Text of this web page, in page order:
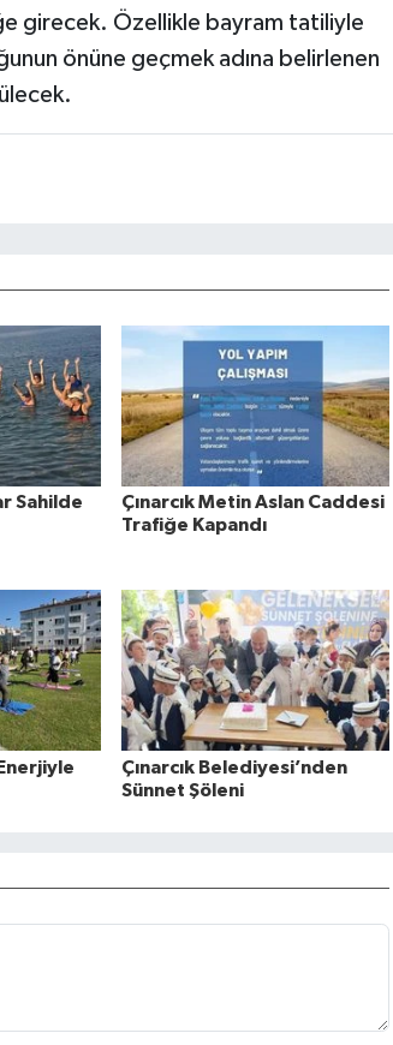
girecek. Özellikle bayram tatiliyle
önüne geçmek adına belirlenen
Sahilde
Çınarcık Metin Aslan Caddesi
Trafiğe Kapandı
Çınarcık Belediyesi’nden
Sünnet Şöleni